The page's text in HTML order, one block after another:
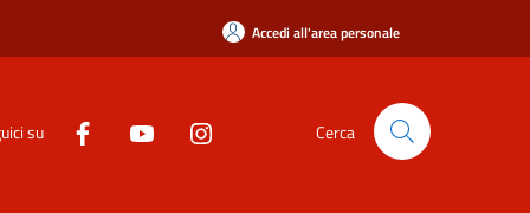
Accedi all'area personale
su Cerca